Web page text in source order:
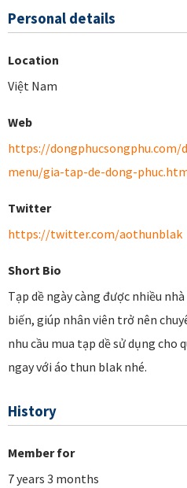
Personal details
Location
Việt Nam
Web
https://dongphucsongphu.com/
menu/gia-tap-de-dong-
Twitter
https://twitter.com/aothunblak
Short Bio
Tạp dề ngày càng được nhiều
biến, giúp nhân viên trở nên
nhu cầu mua tạp dề sử dụng cho
ngay với áo thun blak nhé.
History
Member for
7 years 3 months